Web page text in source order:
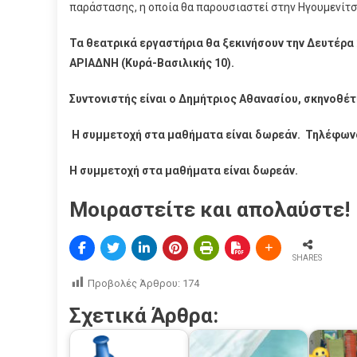
παράστασης, η οποία θα παρουσιαστεί στην
Τα θεατρικά εργαστήρια θα ξεκινήσουν την
ΑΡΙΑΔΝΗ (Κυρά-Βασιλικής 10).
Συντονιστής είναι ο Δημήτριος Αθανασίου,
Η συμμετοχή στα μαθήματα είναι δωρεάν.
Η συμμετοχή στα μαθήματα είναι δωρεάν.
Μοιραστείτε και απολαύστε!
SHARES
Προβολές Άρθρου: 174
Σχετικά Άρθρα: